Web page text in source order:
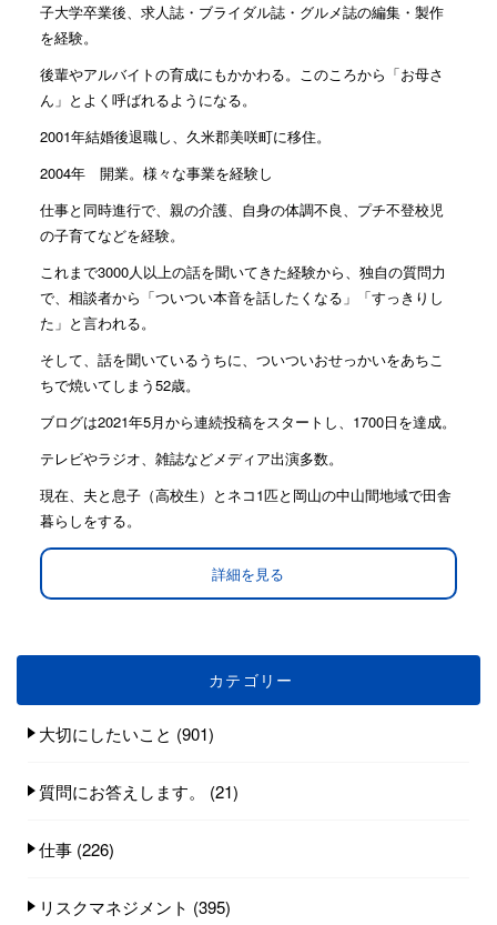
子大学卒業後、求人誌・ブライダル誌・グルメ誌の編集・製作
を経験。
後輩やアルバイトの育成にもかかわる。このころから「お母さ
ん」とよく呼ばれるようになる。
2001年結婚後退職し、久米郡美咲町に移住。
2004年 開業。様々な事業を経験し
仕事と同時進行で、親の介護、自身の体調不良、プチ不登校児
の子育てなどを経験。
これまで3000人以上の話を聞いてきた経験から、独自の質問力
で、相談者から「ついつい本音を話したくなる」「すっきりし
た」と言われる。
そして、話を聞いているうちに、ついついおせっかいをあちこ
ちで焼いてしまう52歳。
ブログは2021年5月から連続投稿をスタートし、1700日を達成。
テレビやラジオ、雑誌などメディア出演多数。
現在、夫と息子（高校生）とネコ1匹と岡山の中山間地域で田舎
暮らしをする。
詳細を見る
カテゴリー
大切にしたいこと (901)
質問にお答えします。 (21)
仕事 (226)
リスクマネジメント (395)